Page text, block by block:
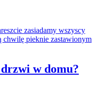
zasiadamy wszyscy
chwilę pieknie zastawionym
w domu?